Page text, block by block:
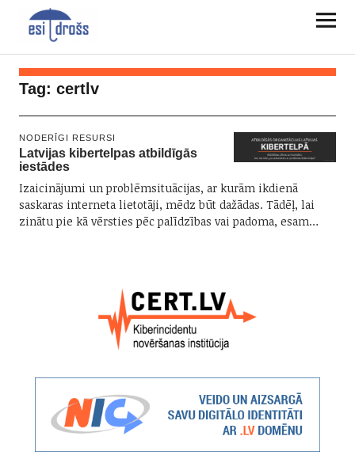
Tag: certlv
NODERĪGI RESURSI
Latvijas kibertelpas atbildīgās
iestādes
Izaicinājumi un problēmsituācijas, ar kurām ikdienā
saskaras interneta lietotāji, mēdz būt dažādas. Tādēļ, lai
zinātu pie kā vērsties pēc palīdzības vai padoma, esam…